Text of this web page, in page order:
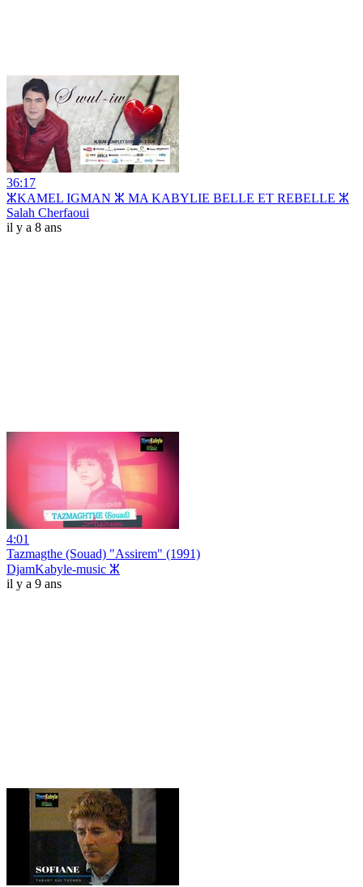
36:17
ⵣKAMEL IGMAN ⵣ MA KABYLIE BELLE ET REBELLE ⵣ
Salah Cherfaoui
il y a 8 ans
4:01
Tazmagthe (Souad) "Assirem" (1991)
DjamKabyle-music ⵣ
il y a 9 ans